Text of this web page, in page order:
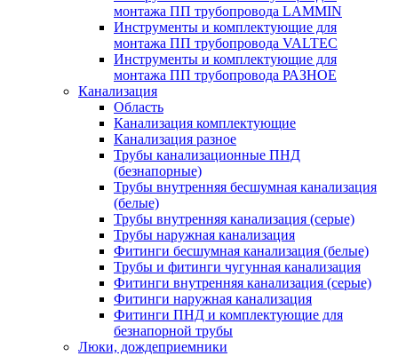
монтажа ПП трубопровода LAMMIN
Инструменты и комплектующие для
монтажа ПП трубопровода VALTEC
Инструменты и комплектующие для
монтажа ПП трубопровода РАЗНОЕ
Канализация
Область
Канализация комплектующие
Канализация разное
Трубы канализационные ПНД
(безнапорные)
Трубы внутренняя бесшумная канализация
(белые)
Трубы внутренняя канализация (серые)
Трубы наружная канализация
Фитинги бесшумная канализация (белые)
Трубы и фитинги чугунная канализация
Фитинги внутренняя канализация (серые)
Фитинги наружная канализация
Фитинги ПНД и комплектующие для
безнапорной трубы
Люки, дождеприемники